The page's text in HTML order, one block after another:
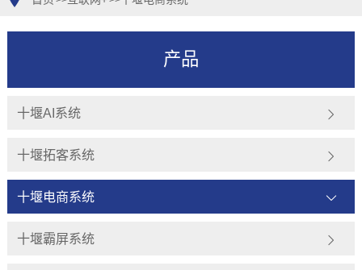
产品
十堰AI系统
十堰拓客系统
十堰电商系统
十堰霸屏系统